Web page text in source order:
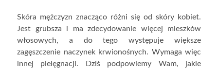
Skóra mężczyzn znacząco różni się od skóry kobiet.
Jest grubsza i ma zdecydowanie więcej mieszków
włosowych, a do tego występuje większe
zagęszczenie naczynek krwionośnych. Wymaga więc
innej pielęgnacji. Dziś podpowiemy Wam, jakie